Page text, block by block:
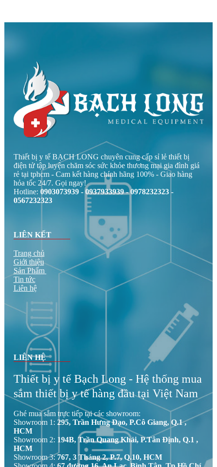
Thiết bị y tế BẠCH LONG chuyên cung cấp sỉ lẻ thiết bị
điện tử tập luyện chăm sóc sức khỏe thương mại gia đình giá
rẻ tại tphcm - Cam kết hàng chính hãng 100% - Giao hàng
hỏa tốc 24/7. Gọi ngay!
Hotline: 0903073939 - 0937933939 - 0978232323 -
0567232323
LIÊN KẾT
Trang chủ
Giới thiệu
Sản Phẩm
Tin tức
Liên hệ
LIÊN HỆ
Thiết bị y tế Bạch Long - Hệ thống mua
sắm thiết bị y tế hàng đầu tại Việt Nam
Ghé mua sắm trực tiếp tại các showroom:
Showroom 1: 295, Trần Hưng Đạo, P.Cô Giang, Q.1 ,
HCM
Showroom 2: 194B, Trần Quang Khải, P.Tân Định, Q.1 ,
HCM
Showroom 3:767, 3 Tháng 2, P.7, Q.10, HCM